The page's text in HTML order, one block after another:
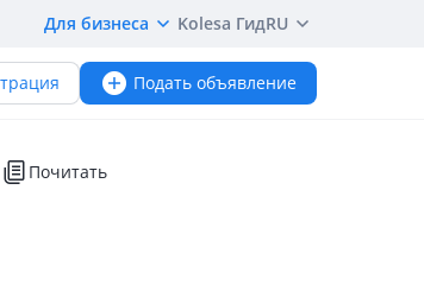
Для бизнеса Kolesa ГидRU
Подать объявление
Почитать